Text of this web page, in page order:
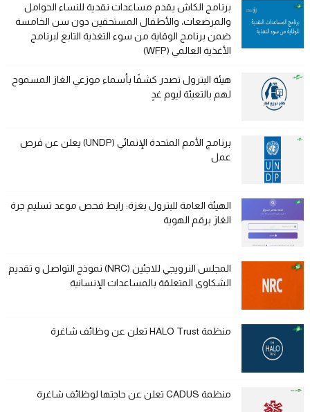
برنامج الكاش يقدم مساعدات نقدية للنساء الحوامل
والمرضعات، والأطفال المستحقين دون سن الخامسة
ضمن برنامج الوقاية من سوء التغذية التابع لبرنامج
الأغذية العالمي (WFP)
هيئة البترول تصدر كشفًا بأسماء موزعي الغاز المسموح
لهم بالتعبئة ليوم غدٍ
برنامج الأمم المتحدة الإنمائي (UNDP) يعلن عن فرص
عمل
الهيئة العامة للبترول بغزة: رابط فحص موعد تسليم جرة
الغاز برقم الهوية
المجلس النرويجي للاجئين (NRC) نموذج التواصل و تقديم
الشكاوى المتعلقة بالمساعدات الإنسانية
منظمة HALO Trust تعلن عن وظائف شاغرة
منظمة CADUS تعلن عن حاجتها لوظائف شاغرة